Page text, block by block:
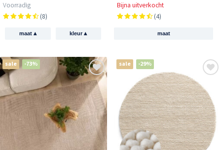
Voorradig
(8)
maat ▴ kleur▴
Bijna uitverkocht
(4)
maat
sale -73% sale -29%